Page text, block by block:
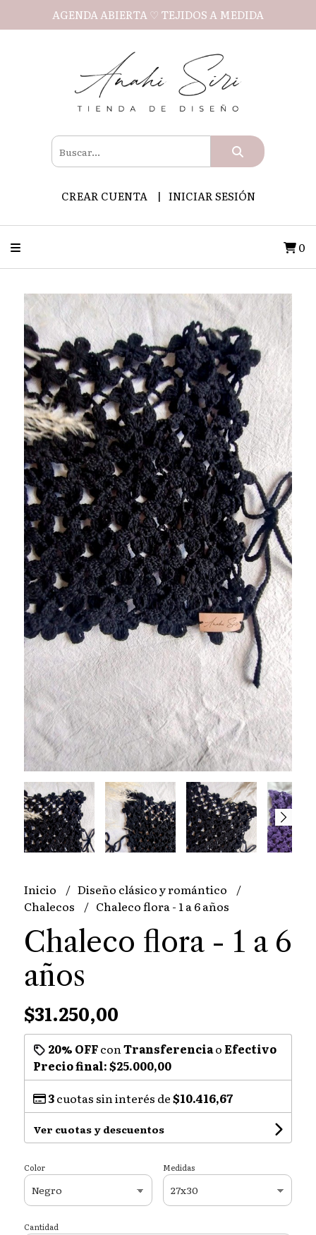
AGENDA ABIERTA ♡ TEJIDOS A MEDIDA
CREAR CUENTA INICIAR SESIÓN
0
Inicio
Diseño clásico y romántico
Chalecos
Chaleco flora - 1 a 6 años
Chaleco flora - 1 a 6
años
$31.250,00
20% OFFcon Transferenciao Efectivo
Precio final:$25.000,00
3cuotas sin interés de$10.416,67
Ver cuotas y descuentos
Color Medidas
Cantidad